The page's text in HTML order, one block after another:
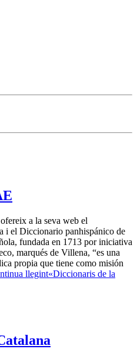
a la seva web el
i el Diccionario panhispánico de
fundada en 1713 por iniciativa
marqués de Villena, “es una
propia que tiene como misión
llegint«Diccionaris de la